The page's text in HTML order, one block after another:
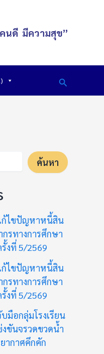
นดี มีความสุข”
Search
ค้นหา
ก้ไขปัญหาหนี้สิน
รทางการศึกษา
งที่ 5/2569
ก้ไขปัญหาหนี้สิน
รทางการศึกษา
งที่ 5/2569
มือกลุ่มโรงเรียน
ขันจรวดขวดน้ำ
ากาศคึกคัก